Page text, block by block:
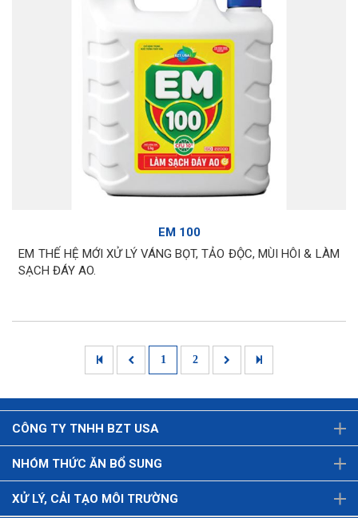
EM 100
EM THẾ HỆ MỚI XỬ LÝ VÁNG BỌT, TẢO ĐỘC, MÙI HÔI & LÀM
SẠCH ĐÁY AO.
1 2
CÔNG TY TNHH BZT USA
NHÓM THỨC ĂN BỔ SUNG
XỬ LÝ, CẢI TẠO MÔI TRƯỜNG